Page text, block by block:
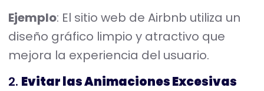
Ejemplo: El sitio web de Airbnb utiliza un
diseño gráfico limpio y atractivo que
mejora la experiencia del usuario.
2. Evitar las Animaciones Excesivas